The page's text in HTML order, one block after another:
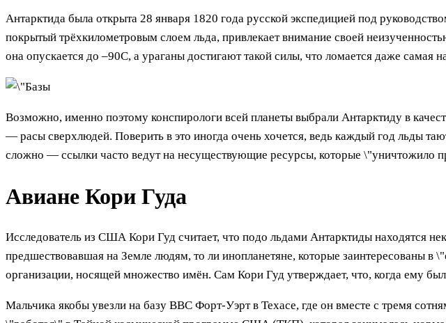
Антарктида была открыта 28 января 1820 года русской экспедицией под
покрытый трёхкилометровым слоем льда, привлекает внимание своей
она опускается до –90С, а ураганы достигают такой силы, что ломается даже самая
Возможно, именно поэтому конспирологи всей планеты выбрали Антарктиду в
— расы сверхлюдей. Поверить в это иногда очень хочется, ведь каждый год льды
сложно — ссылки часто ведут на несуществующие ресурсы, которые \"уничтожило
Авиане Кори Гуда
Исследователь из США Кори Гуд считает, что подо льдами Антарктиды находятся
предшествовавшая на Земле людям, то ли инопланетяне, которые заинтересованы в
организации, носящей множество имён. Сам Кори Гуд утверждает, что, когда ему
Мальчика якобы увезли на базу ВВС Форт-Уэрт в Техасе, где он вместе с тремя